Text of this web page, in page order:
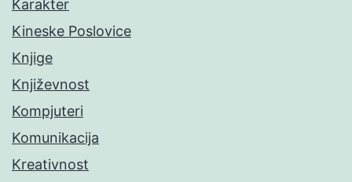
Karakter
Kineske Poslovice
Knjige
Književnost
Kompjuteri
Komunikacija
Kreativnost